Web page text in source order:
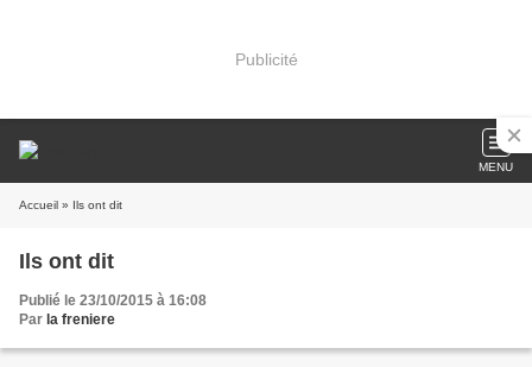
Publicité
MENU
Accueil » Ils ont dit
Ils ont dit
Publié le 23/10/2015 à 16:08
Par la freniere